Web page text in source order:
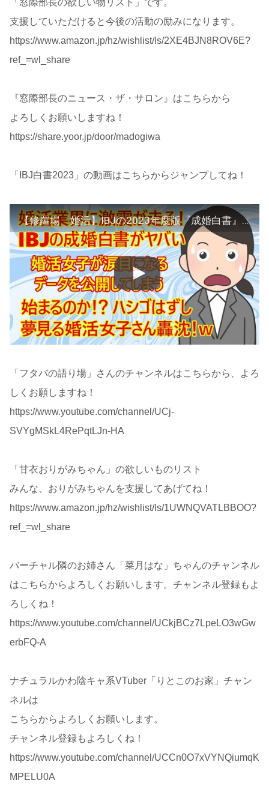
支援していただけると今後の活動の励みになります。
https://www.amazon.jp/hz/wishlist/ls/2XE4BJN8ROV6E?
ref_=wl_share
『窓際部長のニュース・ザ・サロン』はこちらから
よろしくお願いしますね！
https://share.yoor.jp/door/madogiwa
「IBJ白書2023」の動画はこちらからジャンプしてね！
【修羅場 婚活】IBJの2023年度版『成婚白書』公開で電流走る！ずっと婚活女子さんの味方だったIBJがまさかのデータ公開！これは『梯子外し』の前兆か！？婚活女子さん返事がない『ただの屍のようだｗ』
「フタバの語り場」さんのチャンネルはこちらから、よろ
しくお願しますね！
https://www.youtube.com/channel/UCj-
SVYgMSkL4RePqtLJn-HA
「甘衣おりがみちゃん」の欲しいものリスト
みんな、おりがみちゃんを支援してあげてね！
https://www.amazon.jp/hz/wishlist/ls/1UWNQVATLBBOO?
ref_=wl_share
バーチャル隣のお姉さん「菜月はな」ちゃんのチャンネル
はこちらからよろしくお願いします。チャンネル登録もよ
ろしくね！
https://www.youtube.com/channel/UCkjBCz7LpeLO3wGw
erbFQ-A
ナチュラルかわ陰キャ系VTuber「りとこのお家」チャン
ネルは
こちらからよろしくお願いします。
チャンネル登録もよろしくね！
https://www.youtube.com/channel/UCCn0O7xVYNQiumqK
MPELU0A